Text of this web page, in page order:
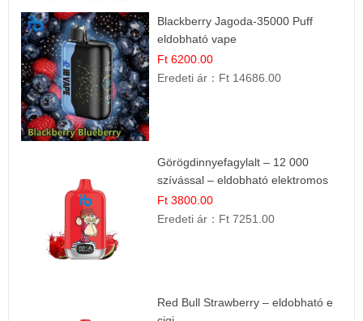
Blackberry Jagoda-35000 Puff
eldobható vape
Ft 6200.00
Eredeti ár： Ft 14686.00
Görögdinnyefagylalt – 12 000
szívással – eldobható elektromos
cigi
Ft 3800.00
Eredeti ár： Ft 7251.00
Red Bull Strawberry – eldobható e